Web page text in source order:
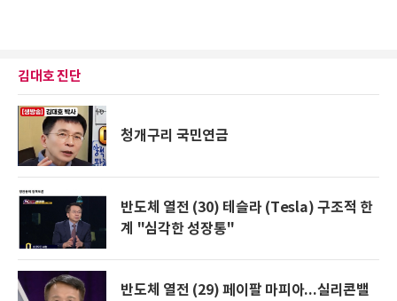
김대호 진단
청개구리 국민연금
반도체 열전 (30) 테슬라 (Tesla) 구조적 한
계 "심각한 성장통"
반도체 열전 (29) 페이팔 마피아...실리콘밸